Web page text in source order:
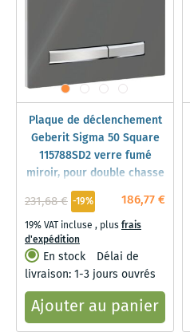
Plaque de déclenchement
Geberit Sigma 50 Square
115788SD2 verre fumé
miroir, pour double chasse
186,77 €
231,68 € -19%
19% VAT incluse , plusfrais
d'expédition
En stock
Délai de
livraison: 1-3 jours ouvrés
Ajouter au panier